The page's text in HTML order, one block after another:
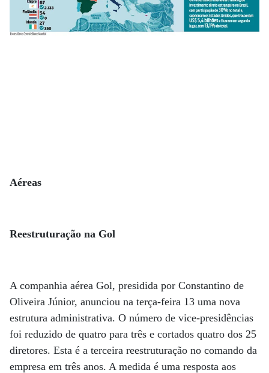
Aéreas
Reestruturação na Gol
A companhia aérea Gol, presidida por Constantino de
Oliveira Júnior, anunciou na terça-feira 13 uma nova
estrutura administrativa. O número de vice-presidências
foi reduzido de quatro para três e cortados quatro dos 25
diretores. Esta é a terceira reestruturação no comando da
empresa em três anos. A medida é uma resposta aos